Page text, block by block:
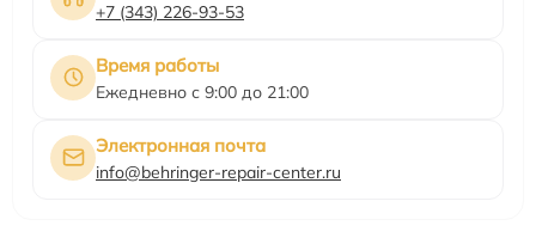
+7 (343) 226-93-53
Время работы
Ежедневно с 9:00 до 21:00
Электронная почта
info@behringer-repair-center.ru